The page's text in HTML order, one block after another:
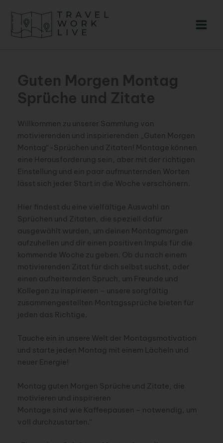
Inhalt
springen
Guten Morgen Montag
Sprüche und Zitate
Willkommen zu unserer Sammlung von
motivierenden und inspirierenden „Guten Morgen
Montag“-Sprüchen und Zitaten! Montage können
eine Herausforderung sein, aber mit der richtigen
Einstellung und ein paar aufmunternden Worten
lässt sich jeder Start in die Woche verschönern.
Hier findest du eine vielfältige Auswahl an
Sprüchen und Zitaten, die speziell dafür
ausgewählt wurden, um deinen Montagmorgen
aufzuhellen und dir einen positiven Impuls für die
kommende Woche zu geben. Ob du nach einem
motivierenden Zitat für dich selbst suchst, oder
einen aufheiternden Spruch, um Freunde und
Kollegen zu inspirieren – unsere sorgfältig
zusammengestellten Montagssprüche bieten für
jeden das Richtige.
Tauche ein in unsere Welt der Montagsmotivation
und starte jeden Montag mit einem Lächeln und
neuer Energie!
Montag guten Morgen Sprüche und Zitate, die
motivieren und inspirieren
Montage sind wie Kaffeepausen – notwendig, um
voll durchzustarten.“